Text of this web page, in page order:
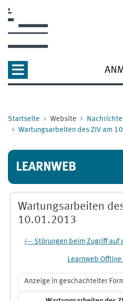
Startseite Website
Wartungsarbeiten des ZIV am
LEARNWEB
Wartungsarbeiten
10.01.2013
← Störungen beim Zugriff auf
Learnweb
Anzeigemodus